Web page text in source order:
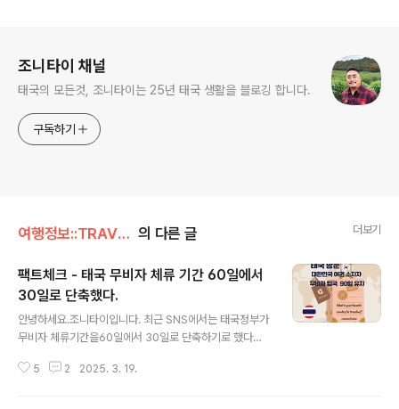
조니타이 채널
태국의 모든것, 조니타이는 25년 태국 생활을 블로깅 합니다.
구독하기
여행정보::TRAVEL/태국생활 의 다른 글 더보기
팩트체크 - 태국 무비자 체류 기간 60일에서
30일로 단축했다.
안녕하세요.조니타이입니다. 최근 SNS에서는 태국정부가
무비자 체류기간을60일에서 30일로 단축하기로 했다는
자를 통해서 확인했습니다. 우선 언론에서 방콕 포스트 영
5 2 2025. 3. 19.